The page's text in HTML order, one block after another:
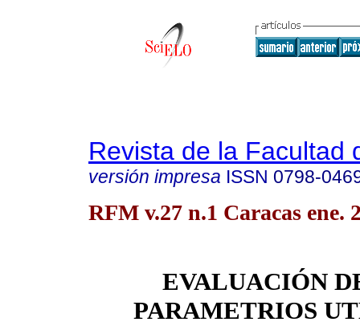
Revista de la Facultad
versión impresa ISSN 0798-
RFM v.27 n.1 Caracas ene.
EVALUACIÓN
PARAMETRIOS